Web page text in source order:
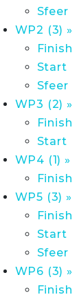
Sfeer
WP2 (3) »
Finish
Start
Sfeer
WP3 (2) »
Finish
Start
WP4 (1) »
Finish
WP5 (3) »
Finish
Start
Sfeer
WP6 (3) »
Finish